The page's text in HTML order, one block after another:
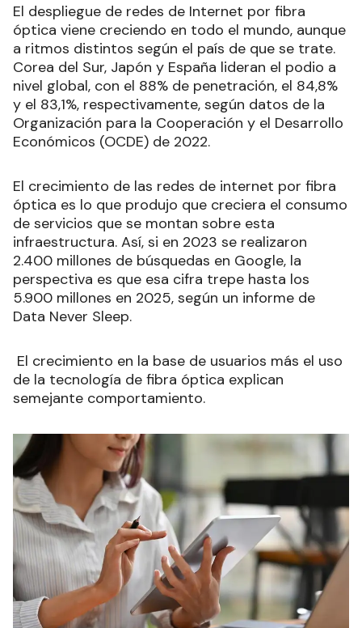
El despliegue de redes de Internet por fibra
óptica viene creciendo en todo el mundo, aunque
a ritmos distintos según el país de que se trate.
Corea del Sur, Japón y España lideran el podio a
nivel global, con el 88% de penetración, el 84,8%
y el 83,1%, respectivamente, según datos de la
Organización para la Cooperación y el Desarrollo
Económicos (OCDE) de 2022.
El crecimiento de las redes de internet por fibra
óptica es lo que produjo que creciera el consumo
de servicios que se montan sobre esta
infraestructura. Así, si en 2023 se realizaron
2.400 millones de búsquedas en Google, la
perspectiva es que esa cifra trepe hasta los
5.900 millones en 2025, según un informe de
Data Never Sleep.
El crecimiento en la base de usuarios más el uso
de la tecnología de fibra óptica explican
semejante comportamiento.